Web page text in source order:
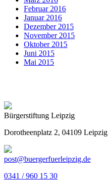
Februar 2016
Januar 2016
Dezember 2015
November 2015
Oktober 2015
Juni 2015
Mai 2015
Bürgerstiftung Leipzig
Dorotheenplatz 2, 04109 Leipzig
post@buergerfuerleipzig.de
0341 / 960 15 30